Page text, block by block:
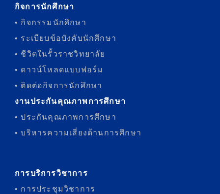
กิจการนักศึกษา
• กิจกรรมนักศึกษา
• ระเบียบข้อบังคับนักศึกษา
• ชีวิตในรั้วราชวิทยาลัย
• ดาวน์โหลดแบบฟอร์ม
• ติดต่อกิจการนักศึกษา
งานประกันคุณภาพการศึกษา
• ประกันคุณภาพการศึกษา
• บริหารความเสี่ยงด้านการศึกษา
การบริการวิชาการ
• การประชุมวิชาการ